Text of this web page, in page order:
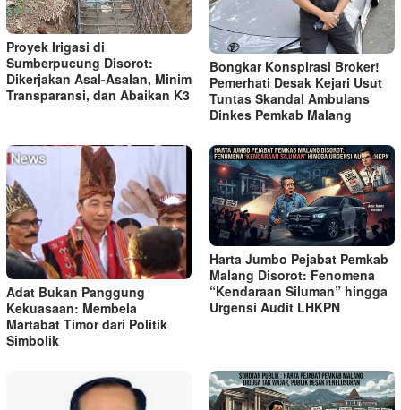
Proyek Irigasi di
Sumberpucung Disorot:
Dikerjakan Asal-Asalan, Minim
Transparansi, dan Abaikan K3
Bongkar Konspirasi Broker!
Pemerhati Desak Kejari Usut
Tuntas Skandal Ambulans
Dinkes Pemkab Malang
Adat Bukan Panggung
Kekuasaan: Membela
Martabat Timor dari Politik
Simbolik
Harta Jumbo Pejabat Pemkab
Malang Disorot: Fenomena
“Kendaraan Siluman” hingga
Urgensi Audit LHKPN